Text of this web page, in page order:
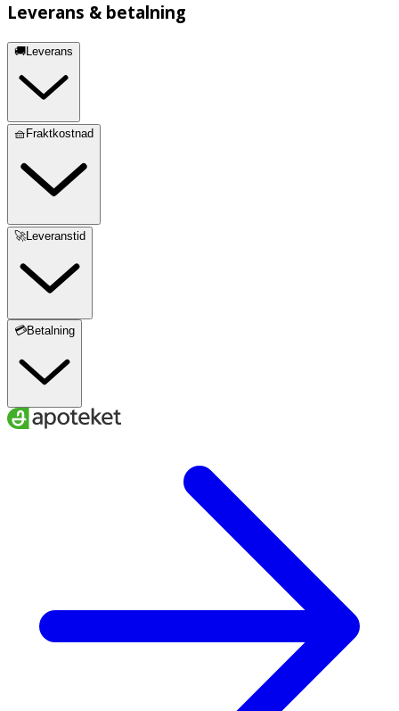
Leverans & betalning
🚚Leverans
🧺Fraktkostnad
🚀Leveranstid
💳Betalning